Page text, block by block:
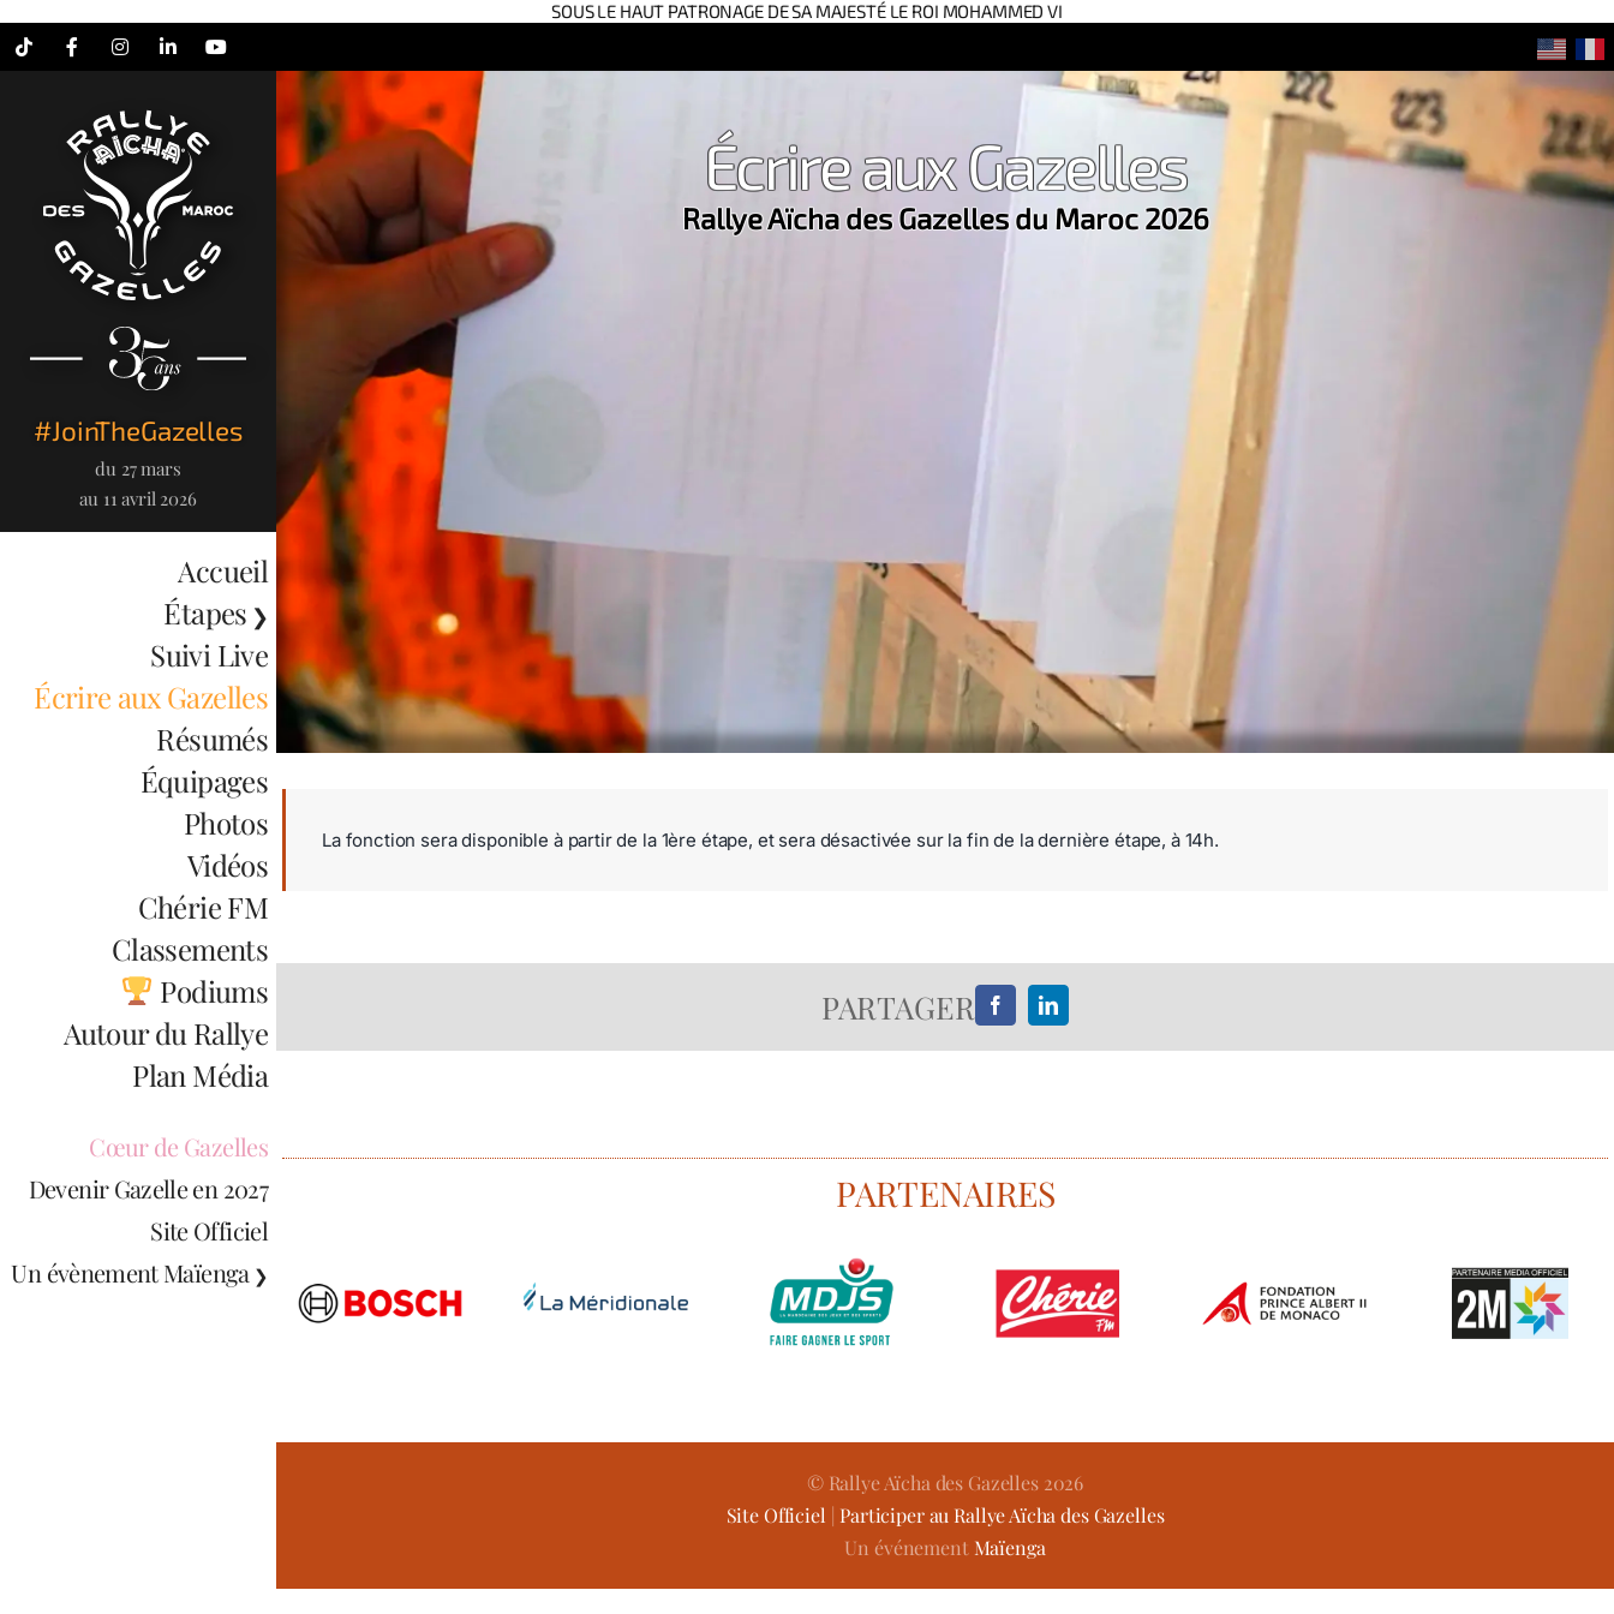
SOUS LE HAUT PATRONAGE DE SA MAJESTÉ LE ROI MOHAMMED VI
TiktokFacebookInstagramLinkedInYouTube
#JoinTheGazelles
du 27 mars
au 11 avril 2026
Accueil
Étapes
Suivi Live
Écrire aux Gazelles
Résumés
Équipages
Photos
Vidéos
Chérie FM
Classements
Podiums
Autour du Rallye
Plan Média
Cœur de Gazelles
Devenir Gazelle en 2027
Site Officiel
Un évènement Maïenga
Écrire aux Gazelles
Rallye Aïcha des Gazelles du Maroc 2026
La fonction sera disponible à partir de la 1ère étape, et sera désactivée sur la fin de la dernière étape, à 14h.
PARTAGER FacebookLinkedIn
PARTENAIRES
© Rallye Aïcha des Gazelles 2026
Site Officiel
Participer au Rallye Aïcha des Gazelles
Un événement Maïenga